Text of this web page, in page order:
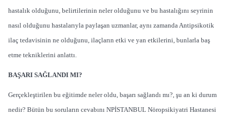
hastalık olduğunu, belirtilerinin neler olduğunu ve bu hastalığını seyrinin
nasıl olduğunu hastalarıyla paylaşan uzmanlar, aynı zamanda Antipsikotik
ilaç tedavisinin ne olduğunu, ilaçların etki ve yan etkilerini, bunlarla baş
etme tekniklerini anlattı.
BAŞARI SAĞLANDI MI?
Gerçekleştirilen bu eğitimde neler oldu, başarı sağlandı mı?, şu an ki durum
nedir? Bütün bu soruların cevabını NPİSTANBUL Nöropsikiyatri Hastanesi